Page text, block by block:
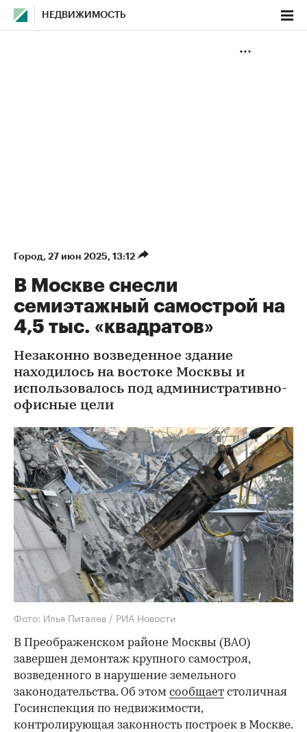
НЕДВИЖИМОСТЬ
Город⁠, 27 июн 2025, 13:12
В Москве снесли
семиэтажный самострой на
4,5 тыс. «квадратов»
Незаконно возведенное здание
находилось на востоке Москвы и
использовалось под административно-
офисные цели
Фото: Илья Питалев / РИА Новости
В Преображенском районе Москвы (ВАО)
завершен демонтаж крупного самостроя,
возведенного в нарушение земельного
законодательства. Об этом сообщает столичная
Госинспекция по недвижимости,
контролирующая законность построек в Москве.